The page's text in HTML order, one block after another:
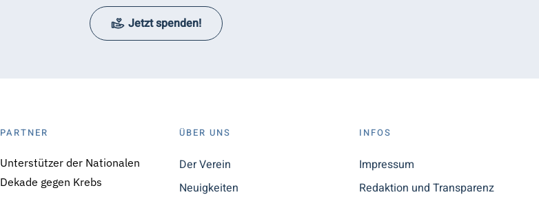
Jetzt spenden!
PARTNER
Unterstützer der Nationalen
Dekade gegen Krebs
ÜBER UNS
Der Verein
Neuigkeiten
INFOS
Impressum
Redaktion und Transparenz